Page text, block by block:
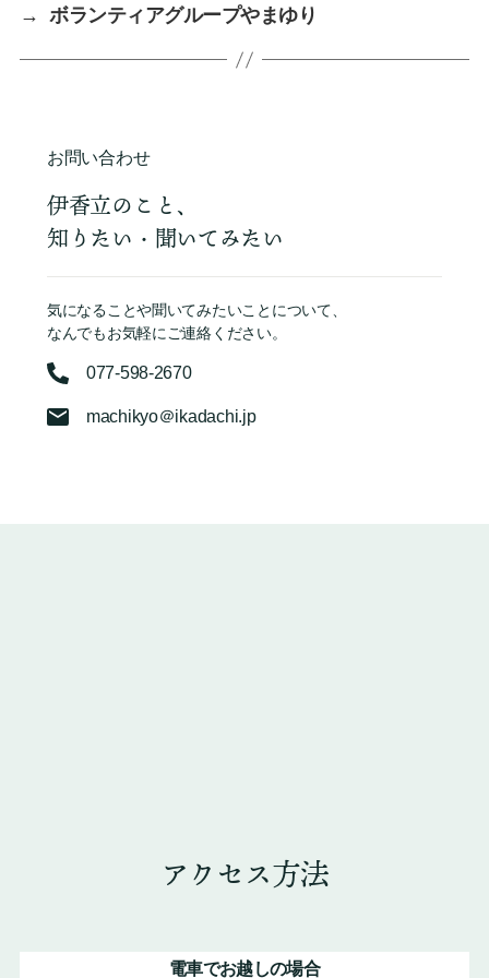
→ ボランティアグループやまゆり
お問い合わせ
伊香立のこと、
知りたい・聞いてみたい
気になることや聞いてみたいことについて、
なんでもお気軽にご連絡ください。
077-598-2670
machikyo＠ikadachi.jp
アクセス方法
電車でお越しの場合